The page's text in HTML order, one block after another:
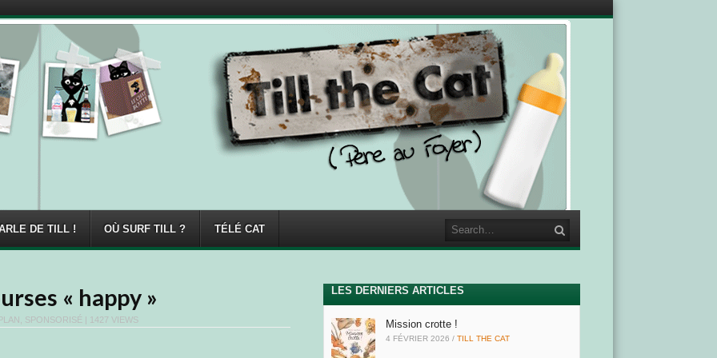
DE TILL ! OÙ SURF TILL ? TÉLÉ CAT Search
« happy »
SPONSORISÉ | 1427 VIEWS
LES DERNIERS ARTICLES
Mission crotte !
4 FÉVRIER 2026 /TILL THE CAT